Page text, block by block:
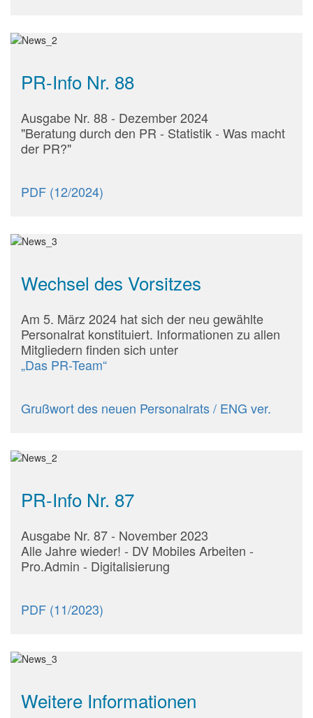
PR-Info Nr. 88
Ausgabe Nr. 88 - Dezember 2024
"Beratung durch den PR - Statistik - Was macht
der PR?"
PDF (12/2024)
Wechsel des Vorsitzes
Am 5. März 2024 hat sich der neu gewählte
Personalrat konstituiert. Informationen zu allen
Mitgliedern finden sich unter
„Das PR-Team“
Grußwort des neuen Personalrats/ ENG ver.
PR-Info Nr. 87
Ausgabe Nr. 87 - November 2023
Alle Jahre wieder! - DV Mobiles Arbeiten -
Pro.Admin - Digitalisierung
PDF (11/2023)
Weitere Informationen